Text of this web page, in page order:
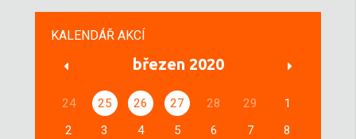
KALENDÁŘ AKCÍ
březen 2020
24 25 26 27 28 29
1
2
3 4 5 6 7
8